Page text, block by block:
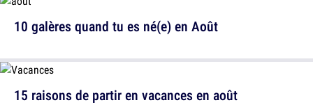
10 galères quand tu es né(e) en Août
15 raisons de partir en vacances en août